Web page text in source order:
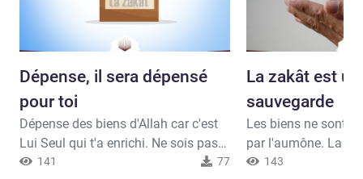
Dépense, il sera dépensé
pour toi
Dépense des biens d'Allah car c'est
Lui Seul qui t'a enrichi. Ne sois pas
avare envers tes proches et ceux qui
141 77
La zakât est
sauvegarde
Les biens ne sont en rien
par l'aumône. La
devenir un des alliés d'Allah. C'est
143